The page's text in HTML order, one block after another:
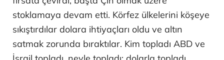
stoklamaya devam etti. Körfez ülkelerini köşeye
sıkıştırdılar dolara ihtiyaçları oldu ve altın
satmak zorunda bıraktılar. Kim topladı ABD ve